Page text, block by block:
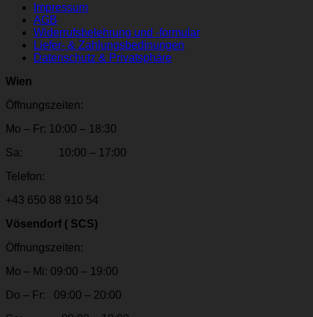
Impressum
AGB
Widerrufsbelehrung und -formular
Liefer- & Zahlungsbedinungen
Datenschutz & Privatsphäre
Wien
Öffnungszeiten:
Mo – Fr: 10:00 – 18:30
Sa: 10:00 – 17:00
Telefon:
+43 650 88 910 54
Vösendorf ( SCS)
Öffnungszeiten:
Mo – Mi: 09:00 – 19:00
Do – Fr: 09:00 – 20:00